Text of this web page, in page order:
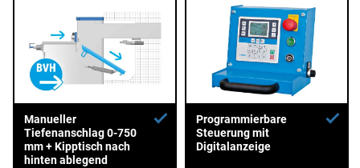
Manueller
Tiefenanschlag 0-750
mm + Kipptisch nach
hinten ablegend
Programmierbare
Steuerung mit
Digitalanzeige